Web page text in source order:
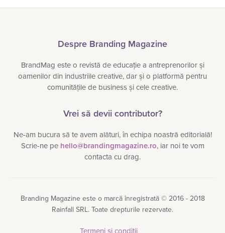
Despre Branding Magazine
BrandMag este o revistă de educație a antreprenorilor și
oamenilor din industriile creative, dar și o platformă pentru
comunitățile de business și cele creative.
Vrei să devii contributor?
Ne-am bucura să te avem alături, în echipa noastră editorială!
Scrie-ne pe hello@brandingmagazine.ro, iar noi te vom
contacta cu drag.
Branding Magazine este o marcă înregistrată © 2016 - 2018
Rainfall SRL. Toate drepturile rezervate.
Termeni și condiții